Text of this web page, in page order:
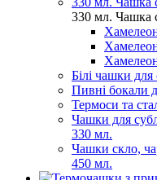
330 мл. Чашка
Білі чашки для
Пивні бокали
Термоси та
Чашки для
330 мл.
Чашки скло,
450 мл.